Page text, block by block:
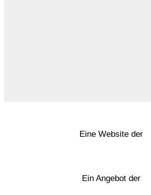
Eine Website der
Ein Angebot der